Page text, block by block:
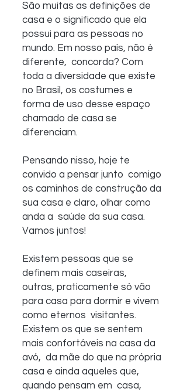
São muitas as definições de
casa e o significado que ela
possui para as pessoas no
mundo. Em nosso país, não é
diferente,  concorda? Com
toda a diversidade que existe
no Brasil, os costumes e
forma de uso desse espaço
chamado de casa se
diferenciam.
Pensando nisso, hoje te
convido a pensar junto  comigo
os caminhos de construção da
sua casa e claro, olhar como
anda a  saúde da sua casa.
Vamos juntos!
Existem pessoas que se
definem mais caseiras,
outras, praticamente só vão
para casa para dormir e vivem
como eternos  visitantes.
Existem os que se sentem
mais confortáveis na casa da
avó,  da mãe do que na própria
casa e ainda aqueles que,
quando pensam em  casa,